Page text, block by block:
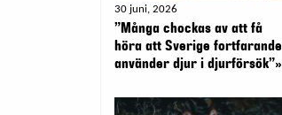
30 juni, 2026
”Många chockas av att få
höra att Sverige fortfarande
använder djur i djurförsök”»